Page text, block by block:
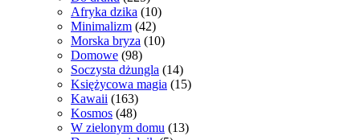
Afryka dzika (10)
Minimalizm (42)
Morska bryza (10)
Domowe (98)
Soczysta dżungla (14)
Księżycowa magia (15)
Kawaii (163)
Kosmos (48)
W zielonym domu (13)